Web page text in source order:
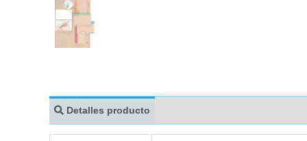
Detalles producto